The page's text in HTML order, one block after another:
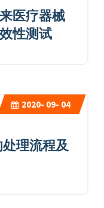
医疗器械
性测试
2020- 09- 04
处理流程及